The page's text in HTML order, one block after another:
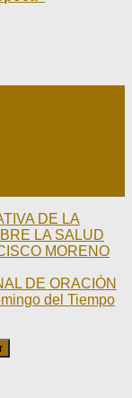
DE LA
LA SALUD
MORENO
DE ORACIÓN
del Tiempo